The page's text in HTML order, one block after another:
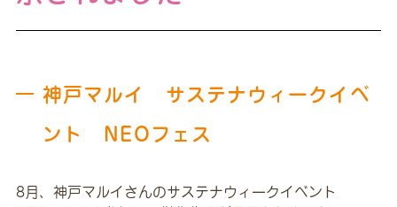
神戸マルイ サステナウィークイベ
ント NEOフェス
8月、神戸マルイさんのサステナウィークイベント